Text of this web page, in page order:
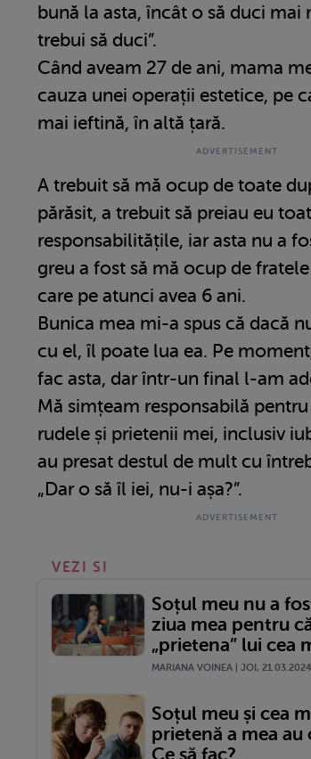
bună la asta, încât o să duci mai
trebui să duci”.
Când aveam 27 de ani, mama
cauza unei operații estetice, pe
mai ieftină, în altă țară.
A trebuit să mă ocup de toate
părăsit, a trebuit să preiau eu
responsabilitățile, iar asta nu a
greu a fost să mă ocup de
care pe atunci avea 6 ani.
Bunica mea mi-a spus că dacă
cu el, îl poate lua ea. Pe
fac asta, dar într-un final l-am
Mă simțeam responsabilă pentru
rudele și prietenii mei, inclusiv
au presat destul de mult cu
„Dar o să îl iei, nu-i așa?”.
VEZI SI
Soțul meu nu a
ziua mea pentru
„prietena” lui cea
MARIANA VOINEA | JOI, 21.03.2024
Soțul meu și cea
prietenă a mea au
Ce să fac?